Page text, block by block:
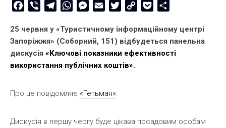
Facebook
Viber TelegramWhatsAppMessenger
Email TwitterCopy
Pocket
25 червня у «Туристичному інформаційному центрі
Запоріжжя» (Соборний, 151) відбудеться панельна
дискусія «Ключові показники ефективності
використання публічних коштів».
Про це повідомляє «Гетьман».
Дискусія в першу чергу буде цікава посадовим особам